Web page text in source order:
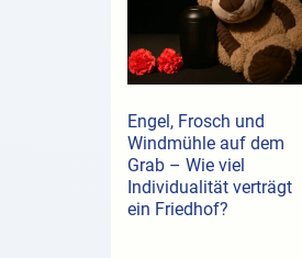
Engel, Frosch und
Windmühle auf dem
Grab – Wie viel
Individualität verträgt
ein Friedhof?